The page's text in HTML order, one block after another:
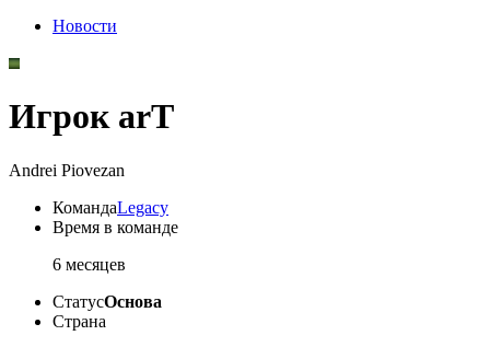
Новости
Игрок arT
Andrei Piovezan
КомандаLegacy
Время в команде
6 месяцев
СтатусОснова
Страна